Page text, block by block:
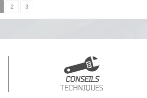
2 3
CONSEILS
TECHNIQUES